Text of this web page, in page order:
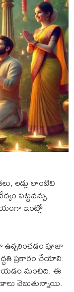
లడ్లు లాంటివి
పెట్టవచ్చు.
ఇంట్లో
పూజా
ప్రకారం చేయాలి.
మంచిది. ఈ
చెబుతున్నాయి.